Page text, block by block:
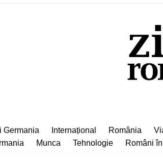
Germania Internațional România
Munca Tehnologie Români